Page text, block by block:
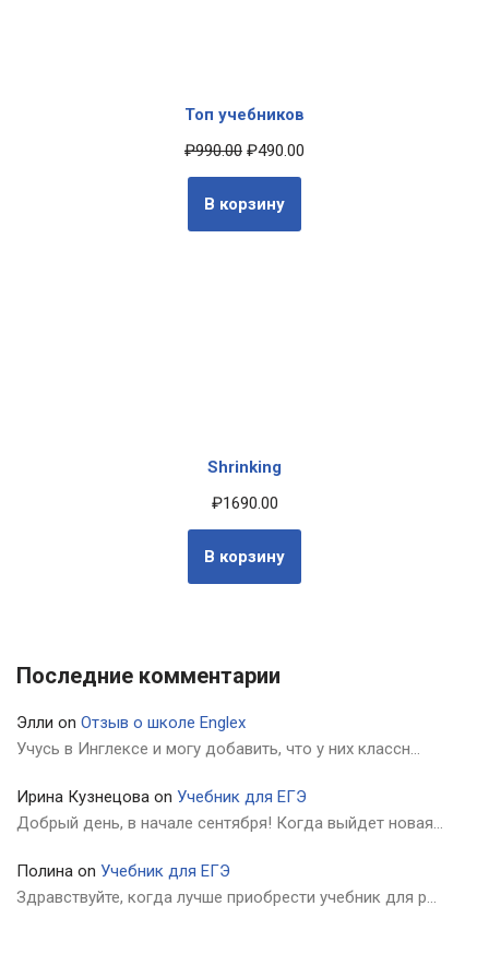
Топ учебников
₽990.00 ₽490.00
В корзину
Shrinking
₽1690.00
В корзину
Последние комментарии
Элли on Отзыв о школе Englex
Учусь в Инглексе и могу добавить, что у них классн…
Ирина Кузнецова on Учебник для ЕГЭ
Добрый день, в начале сентября! Когда выйдет новая…
Полина on Учебник для ЕГЭ
Здравствуйте, когда лучше приобрести учебник для р…